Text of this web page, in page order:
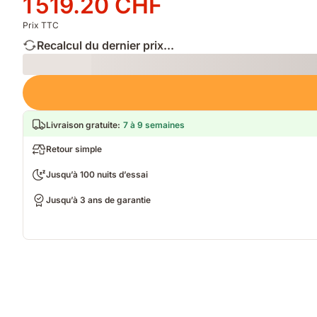
1 899.00 CHF
1 519.20 CHF
Prix TTC
Recalcul du dernier prix...
Loading
Livraison gratuite: 7 à 9 semaines
Retour simple
Jusqu’à 100 nuits d’essai
Jusqu’à 3 ans de garantie